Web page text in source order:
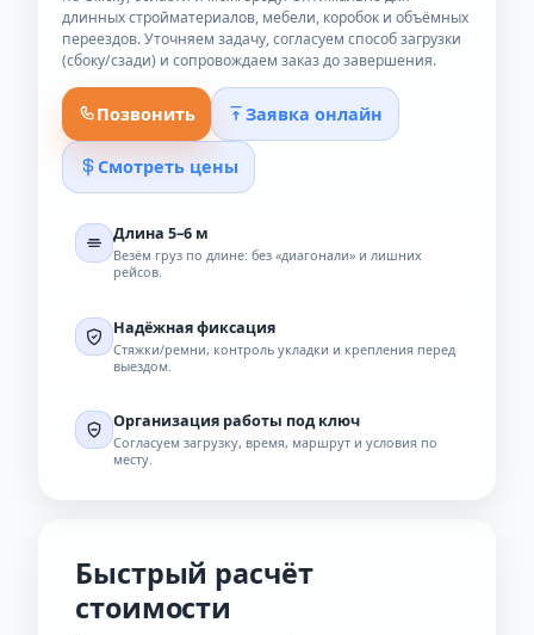
Организуем перевозку на удлинённой Газели тент 5–6 м
по Омску, области и межгороду. Оптимально для
длинных стройматериалов, мебели, коробок и объёмных
переездов. Уточняем задачу, согласуем способ загрузки
(сбоку/сзади) и сопровождаем заказ до завершения.
Позвонить
Смотреть цены
Везём груз по длине: без «диагонали» и лишних
рейсов.
Надёжная фиксация
Стяжки/ремни, контроль укладки и крепления перед
выездом.